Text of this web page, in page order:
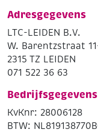
Adresgegevens
LTC-LEIDEN B.V.
W. Barentzstraat
2315 TZ LEIDEN
071 522 36 63
Bedrijfsgegevens
KvKnr: 28006128
BTW: